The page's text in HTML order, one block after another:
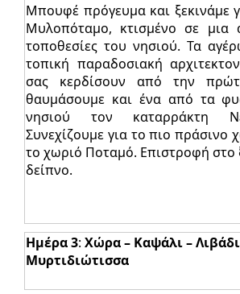
Μπουφέ πρόγευμα και ξεκινάμε
Μυλοπόταμο, κτισμένο σε μια
τοποθεσίες του νησιού. Τα
τοπική παραδοσιακή
σας κερδίσουν από την
θαυμάσουμε και ένα από τα
νησιού τον καταρράκτη
Συνεχίζουμε για το πιο πράσινο
το χωριό Ποταμό. Επιστροφή
δείπνο.
Ημέρα 3: Χώρα – Καψάλι –
Μυρτιδιώτισσα